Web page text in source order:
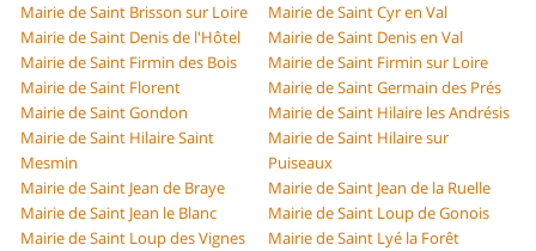
Mairie de Saint Brisson sur Loire
Mairie de Saint Cyr en Val
Mairie de Saint Denis de l'Hôtel
Mairie de Saint Denis en Val
Mairie de Saint Firmin des Bois
Mairie de Saint Firmin sur Loire
Mairie de Saint Florent
Mairie de Saint Germain des Prés
Mairie de Saint Gondon
Mairie de Saint Hilaire les Andrésis
Mairie de Saint Hilaire Saint
Mesmin
Mairie de Saint Hilaire sur
Puiseaux
Mairie de Saint Jean de Braye
Mairie de Saint Jean de la Ruelle
Mairie de Saint Jean le Blanc
Mairie de Saint Loup de Gonois
Mairie de Saint Loup des Vignes
Mairie de Saint Lyé la Forêt